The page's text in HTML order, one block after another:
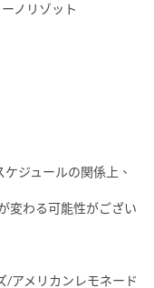
ノリゾット
ジュールの関係上、
変わる可能性がござい
/アメリカンレモネード